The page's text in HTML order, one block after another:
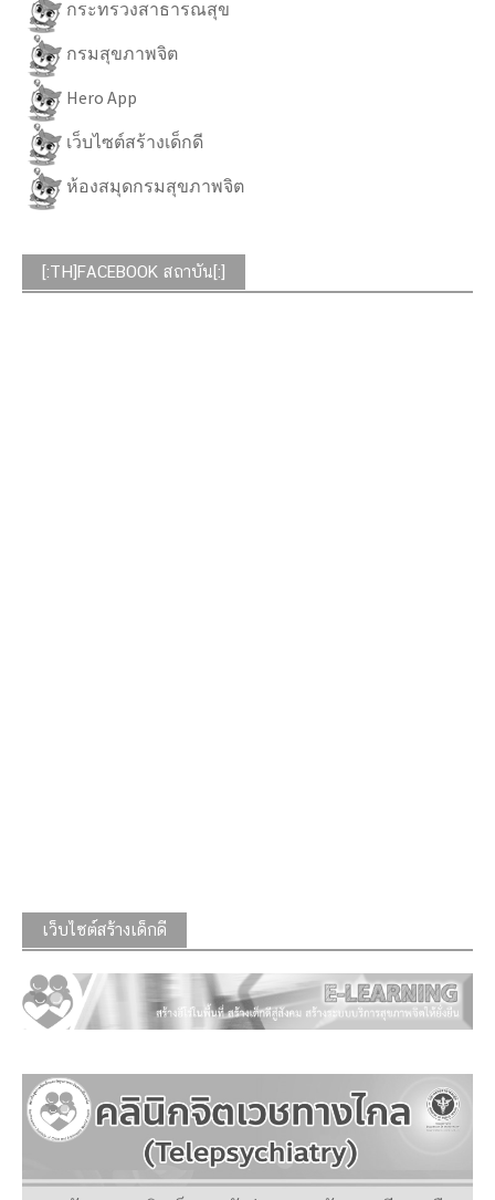
กระทรวงสาธารณสุข
กรมสุขภาพจิต
Hero App
เว็บไซต์สร้างเด็กดี
ห้องสมุดกรมสุขภาพจิต
[:TH]FACEBOOK สถาบัน[:]
เว็บไซต์สร้างเด็กดี